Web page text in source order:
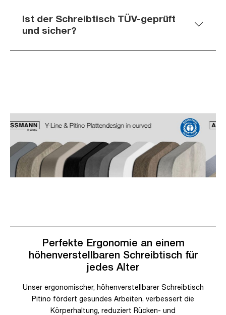
Ist der Schreibtisch TÜV-geprüft
und sicher?
Perfekte Ergonomie an einem
höhenverstellbaren Schreibtisch für
jedes Alter
Unser ergonomischer, höhenverstellbarer Schreibtisch
Pitino fördert gesundes Arbeiten, verbessert die
Körperhaltung, reduziert Rücken- und